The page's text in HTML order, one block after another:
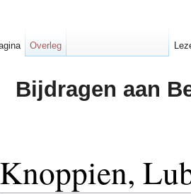
Bijdragen aan
Knoppien,
Overleg